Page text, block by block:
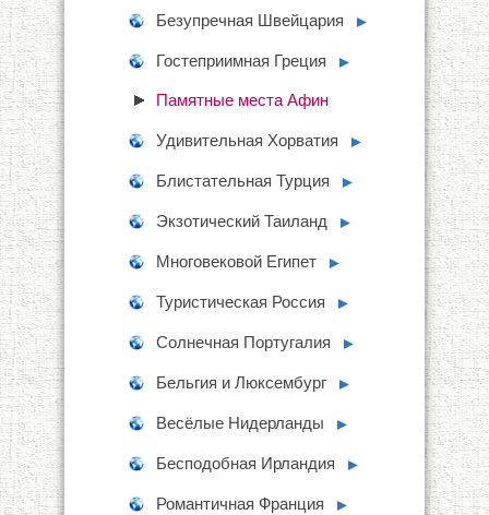
Безупречная Швейцария ►
Гостеприимная Греция ►
Памятные места Афин
Удивительная Хорватия ►
Блистательная Турция ►
Экзотический Таиланд ►
Многовековой Египет ►
Туристическая Россия ►
Солнечная Португалия ►
Бельгия и Люксембург ►
Весёлые Нидерланды ►
Бесподобная Ирландия ►
Романтичная Франция ►